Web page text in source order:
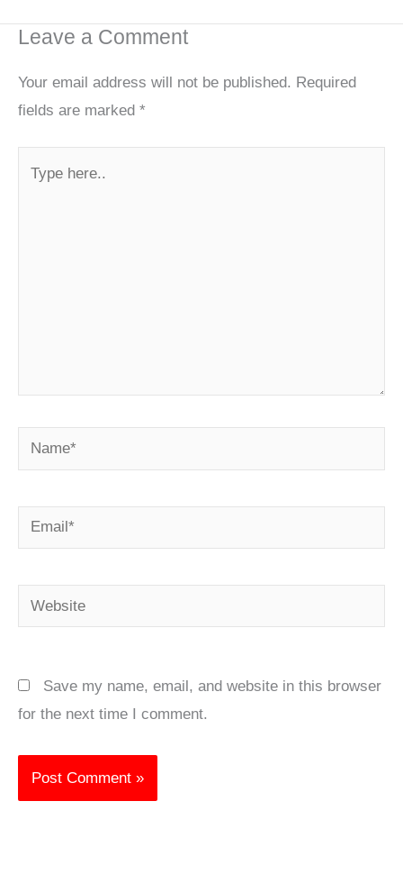
Leave a Comment
Your email address will not be published. Required
fields are marked *
Name*
Email*
Website
Save my name, email, and website in this browser
for the next time I comment.